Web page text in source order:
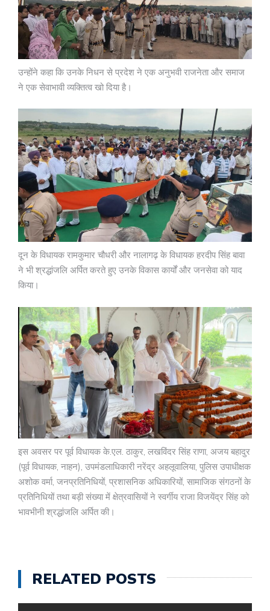
उन्होंने कहा कि उनके निधन से प्रदेश ने एक अनुभवी राजनेता और समाज
ने एक सेवाभावी व्यक्तित्व खो दिया है।
दून के विधायक रामकुमार चौधरी और नालागढ़ के विधायक हरदीप सिंह बावा
ने भी श्रद्धांजलि अर्पित करते हुए उनके विकास कार्यों और जनसेवा को याद
किया।
इस अवसर पर पूर्व विधायक के.एल. ठाकुर, लखविंदर सिंह राणा, अजय बहादुर
(पूर्व विधायक, नाहन), उपमंडलाधिकारी नरेंद्र अहलूवालिया, पुलिस उपाधीक्षक
अशोक वर्मा, जनप्रतिनिधियों, प्रशासनिक अधिकारियों, सामाजिक संगठनों के
प्रतिनिधियों तथा बड़ी संख्या में क्षेत्रवासियों ने स्वर्गीय राजा विजयेंद्र सिंह को
भावभीनी श्रद्धांजलि अर्पित की।
RELATED POSTS